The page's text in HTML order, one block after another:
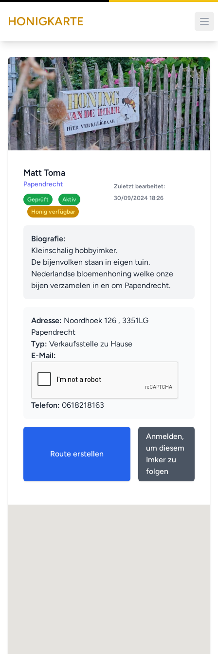
HONIGKARTE
Matt Toma
Papendrecht
Geprüft
Aktiv
Honig verfügbar
Zuletzt bearbeitet:
30/09/2024 18:26
Biografie:
Kleinschalig hobbyimker.
De bijenvolken staan in eigen tuin.
Nederlandse bloemenhoning welke onze
bijen verzamelen in en om Papendrecht.
Adresse: Noordhoek 126 , 3351LG
Papendrecht
Typ: Verkaufsstelle zu Hause
E-Mail:
Telefon: 0618218163
Route erstellen
Anmelden,
um diesem
Imker zu
folgen